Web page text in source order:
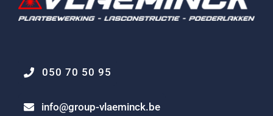
050 70 50 95
info@group-vlaeminck.be